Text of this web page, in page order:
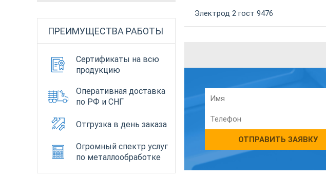
ПРЕИМУЩЕСТВА РАБОТЫ
Сертификаты на всю
продукцию
Оперативная доставка
по РФ и СНГ
Отгрузка в день заказа
Огромный спектр услуг
по металлообработке
Электрод 2 гост 9476
ОТПРАВИТЬ ЗАЯВКУ